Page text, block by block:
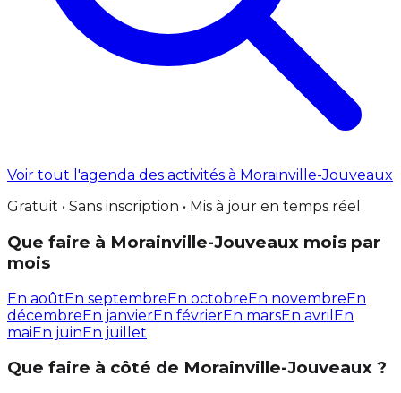
Voir tout l'agenda des activités à Morainville-Jouveaux
Gratuit • Sans inscription • Mis à jour en temps réel
Que faire à Morainville-Jouveaux mois par
mois
En aoûtEn septembreEn octobreEn novembreEn
décembreEn janvierEn févrierEn marsEn avril En
maiEn juinEn juillet
Que faire à côté de Morainville-Jouveaux ?